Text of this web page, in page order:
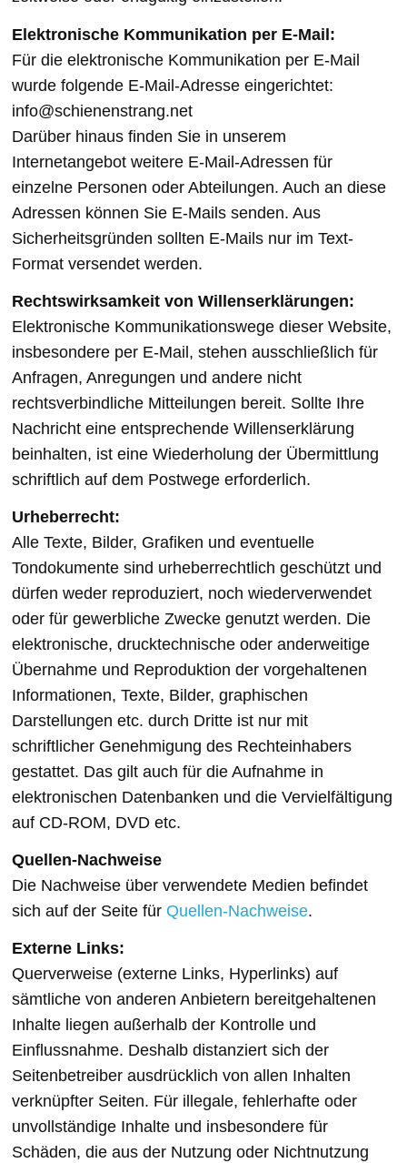
Elektronische Kommunikation per E-Mail:
Für die elektronische Kommunikation per E-Mail
wurde folgende E-Mail-Adresse eingerichtet:
info@schienenstrang.net
Darüber hinaus finden Sie in unserem
Internetangebot weitere E-Mail-Adressen für
einzelne Personen oder Abteilungen. Auch an diese
Adressen können Sie E-Mails senden. Aus
Sicherheitsgründen sollten E-Mails nur im Text-
Format versendet werden.
Rechtswirksamkeit von Willenserklärungen:
Elektronische Kommunikationswege dieser Website,
insbesondere per E-Mail, stehen ausschließlich für
Anfragen, Anregungen und andere nicht
rechtsverbindliche Mitteilungen bereit. Sollte Ihre
Nachricht eine entsprechende Willenserklärung
beinhalten, ist eine Wiederholung der Übermittlung
schriftlich auf dem Postwege erforderlich.
Urheberrecht:
Alle Texte, Bilder, Grafiken und eventuelle
Tondokumente sind urheberrechtlich geschützt und
dürfen weder reproduziert, noch wiederverwendet
oder für gewerbliche Zwecke genutzt werden. Die
elektronische, drucktechnische oder anderweitige
Übernahme und Reproduktion der vorgehaltenen
Informationen, Texte, Bilder, graphischen
Darstellungen etc. durch Dritte ist nur mit
schriftlicher Genehmigung des Rechteinhabers
gestattet. Das gilt auch für die Aufnahme in
elektronischen Datenbanken und die Vervielfältigung
auf CD-ROM, DVD etc.
Quellen-Nachweise
Die Nachweise über verwendete Medien befindet
sich auf der Seite fürQuellen-Nachweise.
Externe Links:
Querverweise (externe Links, Hyperlinks) auf
sämtliche von anderen Anbietern bereitgehaltenen
Inhalte liegen außerhalb der Kontrolle und
Einflussnahme. Deshalb distanziert sich der
Seitenbetreiber ausdrücklich von allen Inhalten
verknüpfter Seiten. Für illegale, fehlerhafte oder
unvollständige Inhalte und insbesondere für
Schäden, die aus der Nutzung oder Nichtnutzung